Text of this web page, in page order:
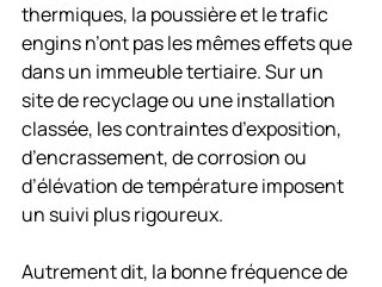
thermiques, la poussière et le trafic
engins n’ont pas les mêmes effets que
dans un immeuble tertiaire. Sur un
site de recyclage ou une installation
classée, les contraintes d’exposition,
d’encrassement, de corrosion ou
d’élévation de température imposent
un suivi plus rigoureux.
Autrement dit, la bonne fréquence de